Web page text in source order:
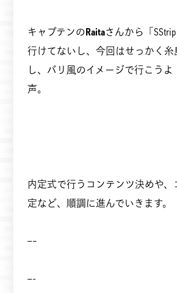
キャプテンのRaitaさんから「
行けてないし、今回はせっかく
し、バリ風のイメージで行こうよ
声。
内定式で行うコンテンツ決めや、
定など、順調に進んでいきます。
—–
—-